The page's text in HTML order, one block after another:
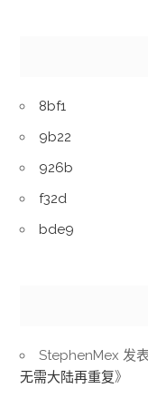
8bf1
9b22
926b
f32d
bde9
StephenMex 发
无需大陆再重复》